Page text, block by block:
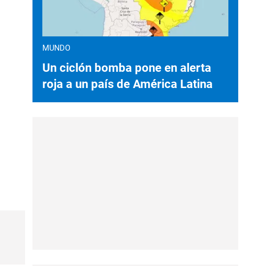
MUNDO
Un ciclón bomba pone en alerta
roja a un país de América Latina